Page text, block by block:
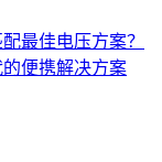
最佳电压方案？
便携解决方案